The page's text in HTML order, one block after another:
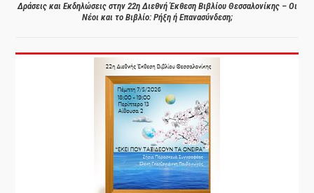
Δράσεις και Εκδηλώσεις στην 22η Διεθνή Έκθεση Βιβλίου Θεσσαλονίκης – Οι
Νέοι και το Βιβλίο: Ρήξη ή Επανασύνδεση;